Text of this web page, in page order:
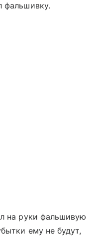
фальшивку.
на руки фальшивую
ему не будут,